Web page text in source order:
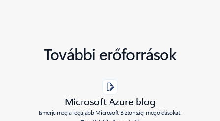
További erőforrások
Microsoft Azure blog
Ismerje meg a legújabb Microsoft Biztonság-megoldásokat.